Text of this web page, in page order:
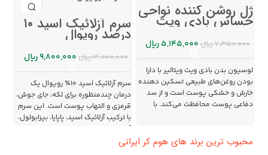
ژل روشن کننده نواحی
حساس بادی ویت
ویتالیر ۱۵۰ml
۷,۳۵۰,۰۰۰ریال ۵,۱۴۵,۰۰۰ریال
لوسیون بدن بادی ویت ویتالیر با دارا
بودن روغن‌های طبیعی تسکین دهنده
خارش و خشکی پوست است و از سد
دفاعی پوست محافظت می‌کند. با
سرم آزلائیک اسید ۱۰
درصد رویوال
۱۴,۰۰۰,۰۰۰ریال ۹,۸۰۰,۰۰۰ریال
سرم آزلائیک اسید ۱۰٪ رویوال یک
درمان چندمنظوره برای لکه، جای جوش،
قرمزی و التهاب پوست است. این سرم
با ترکیب آزلائیک اسید، پاپایا، بیزابولول،
مؤثر رنگ پوست را یکنواخت کرده،محبوب ترین برند های هوم کر ایرانی